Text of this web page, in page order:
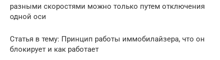
разными скоростями можно только путем отключения
одной оси
Статья в тему: Принцип работы иммобилайзера, что он
блокирует и как работает